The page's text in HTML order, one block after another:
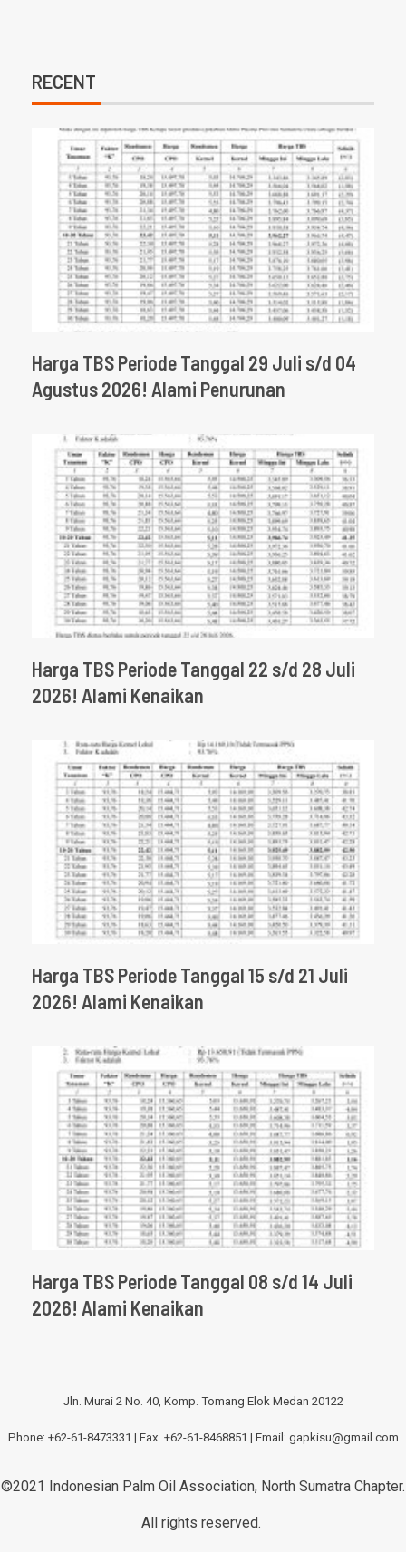
RECENT
Harga TBS Periode Tanggal 29 Juli s/d 04
Agustus 2026! Alami Penurunan
Harga TBS Periode Tanggal 22 s/d 28 Juli
2026! Alami Kenaikan
Harga TBS Periode Tanggal 15 s/d 21 Juli
2026! Alami Kenaikan
Harga TBS Periode Tanggal 08 s/d 14 Juli
2026! Alami Kenaikan
Jln. Murai 2 No. 40, Komp. Tomang Elok Medan 20122
Phone: +62-61-8473331 | Fax. +62-61-8468851 | Email: gapkisu@gmail.com
©2021 Indonesian Palm Oil Association, North Sumatra Chapter.
All rights reserved.